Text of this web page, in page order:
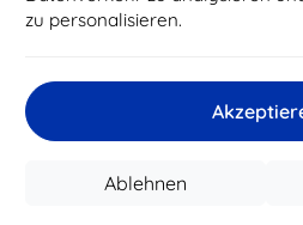
zu personalisieren.
Ablehnen